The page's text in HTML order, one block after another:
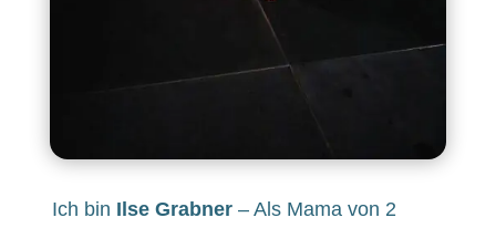
Ich bin Ilse Grabner– Als Mama von 2